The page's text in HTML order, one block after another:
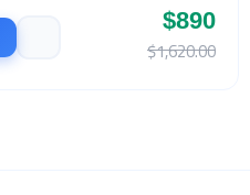
$890
$1,620.00